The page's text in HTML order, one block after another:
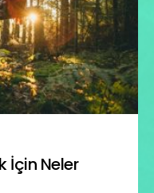
İçin Neler